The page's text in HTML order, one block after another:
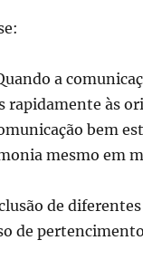
a
rapidamente às
bem
mesmo em
de
de